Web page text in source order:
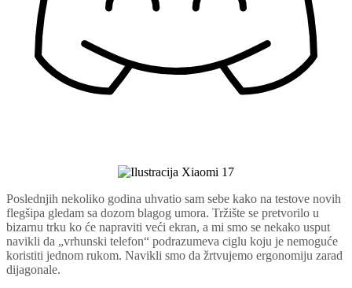
Poslednjih nekoliko godina uhvatio sam sebe kako na testove novih
flegšipa gledam sa dozom blagog umora. Tržište se pretvorilo u
bizarnu trku ko će napraviti veći ekran, a mi smo se nekako usput
navikli da „vrhunski telefon“ podrazumeva ciglu koju je nemoguće
koristiti jednom rukom. Navikli smo da žrtvujemo ergonomiju zarad
dijagonale.